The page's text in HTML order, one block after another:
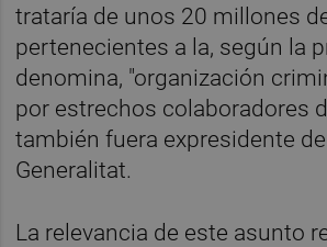
trataría de unos 20 millones
pertenecientes a la, según la
denomina, "organización
por estrechos colaboradores
también fuera expresidente
Generalitat.
La relevancia de este asunto